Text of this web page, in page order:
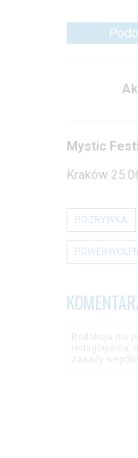
Mystic
Kraków
ROZRYWKA